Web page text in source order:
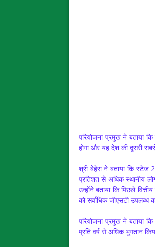
परियोजना प्रमुख ने बताया
होगा और यह देश की दूसरी
श्री बेहेरा ने बताया कि स्टेज
प्रतिशत से अधिक स्थानीय
उन्होंने बताया कि पिछले
को सर्वाधिक जीएसटी उपलब्ध
परियोजना प्रमुख ने बताया
प्रति वर्ष से अधिक भुगतान